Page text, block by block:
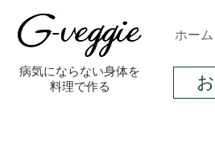
​病気にならない身体を
料理で作る
ホーム